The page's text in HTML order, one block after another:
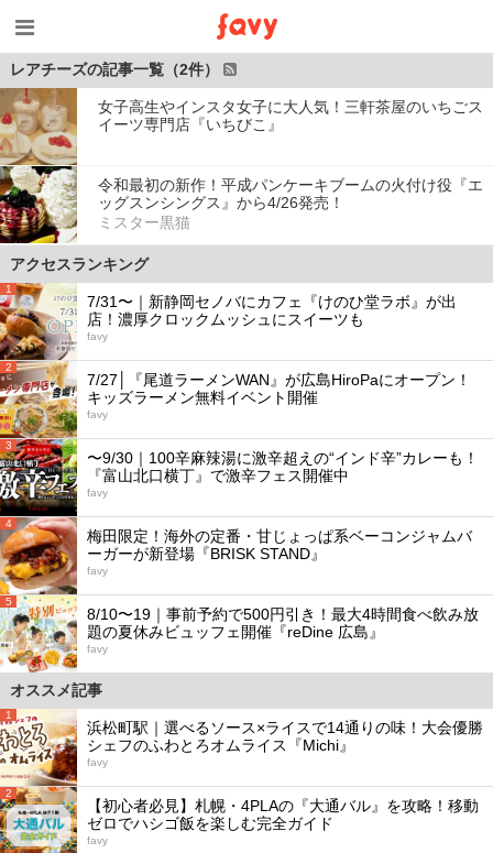
レアチーズの記事一覧（2件）
女子高生やインスタ女子に大人気！三軒茶屋のいちごス
イーツ専門店『いちびこ』
令和最初の新作！平成パンケーキブームの火付け役『エ
ッグスンシングス』から4/26発売！
ミスター黒猫
アクセスランキング
1
7/31〜｜新静岡セノバにカフェ『けのひ堂ラボ』が出
店！濃厚クロックムッシュにスイーツも
favy
2
7/27│『尾道ラーメンWAN』が広島HiroPaにオープン！
キッズラーメン無料イベント開催
favy
3
〜9/30｜100辛麻辣湯に激辛超えの“インド辛”カレーも！
『富山北口横丁』で激辛フェス開催中
favy
4
梅田限定！海外の定番・甘じょっぱ系ベーコンジャムバ
ーガーが新登場『BRISK STAND』
favy
5
8/10〜19｜事前予約で500円引き！最大4時間食べ飲み放
題の夏休みビュッフェ開催『reDine 広島』
favy
オススメ記事
1
浜松町駅｜選べるソース×ライスで14通りの味！大会優勝
シェフのふわとろオムライス『Michi』
favy
2
【初心者必見】札幌・4PLAの『大通バル』を攻略！移動
ゼロでハシゴ飯を楽しむ完全ガイド
favy